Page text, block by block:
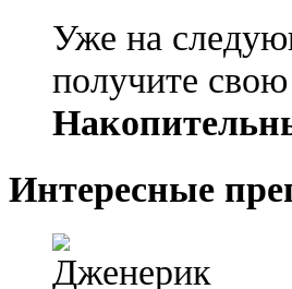
Уже на
получите
Интересные